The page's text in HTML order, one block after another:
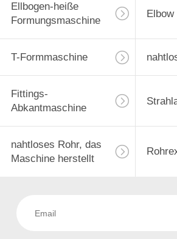
Ellbogen-heiße
Formungsmaschine
T-Formmaschine
Fittings-
Abkantmaschine
nahtloses Rohr, das
Maschine herstellt